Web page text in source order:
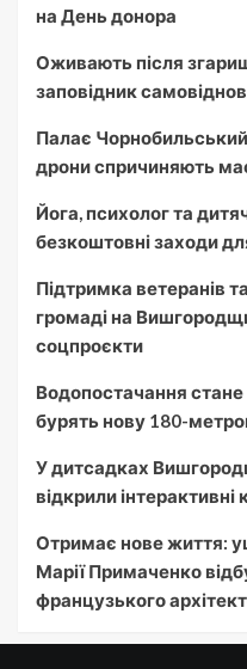
на День донора
Оживають після
заповідник
Палає Чорнобильський
дрони спричиняють
Йога, психолог та
безкоштовні заходи
Підтримка ветеранів
громаді на
соцпроєкти
Водопостачання
бурять нову 180-
У дитсадках
відкрили
Отримає нове життя:
Марії Примаченко
французького